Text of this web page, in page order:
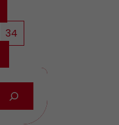
34